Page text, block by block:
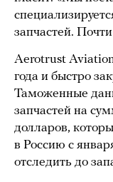
запчастей.
Aerotrust
года и быстро
Таможенные
запчастей на
долларов,
в Россию с
отследить до